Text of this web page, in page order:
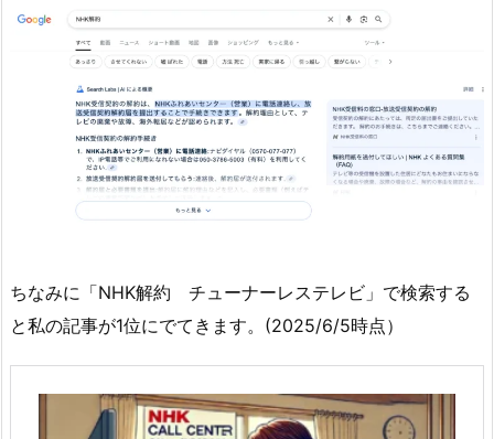
ちなみに「NHK解約 チューナーレステレビ」で検索する
と私の記事が1位にでてきます。(2025/6/5時点）